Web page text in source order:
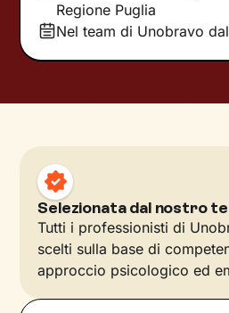
Regione Puglia
Nel team di Unobravo dal
Selezionata dal nostro
Tutti i professionisti di
scelti sulla base di
approccio psicologico ed